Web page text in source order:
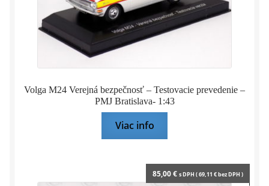
Volga M24 Verejná bezpečnosť – Testovacie prevedenie –
PMJ Bratislava- 1:43
Viac info
85,00€ s DPH (69,11 €bez DPH )